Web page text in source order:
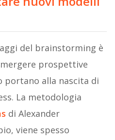
del brainstorming è
prospettive
portano alla nascita di
La metodologia
di Alexander
viene spesso